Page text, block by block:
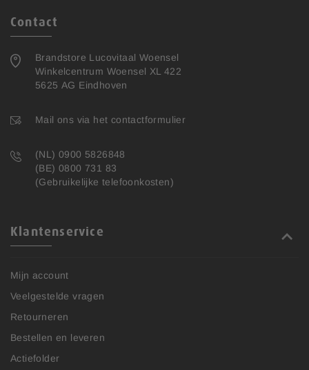
Contact
Brandstore Lucovitaal Woensel
Winkelcentrum Woensel XL 422
5625 AG Eindhoven
Mail ons via het contactformulier
(NL) 0900 5826848
(BE) 0800 731 83
(Gebruikelijke telefoonkosten)
Klantenservice
Mijn account
Veelgestelde vragen
Retourneren
Bestellen en leveren
Actiefolder